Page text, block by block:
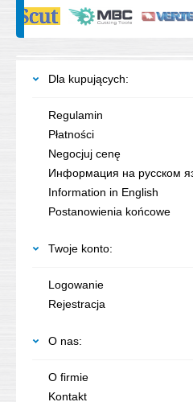
Dla kupujących:
Regulamin
Płatności
Negocjuj cenę
Информация на русском
Information in English
Postanowienia końcowe
Twoje konto:
Logowanie
Rejestracja
O nas:
O firmie
Kontakt